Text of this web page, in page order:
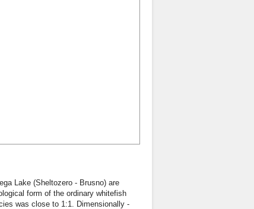
Lake (Sheltozero - Brusno) are
form of the ordinary whitefish
was close to 1:1. Dimensionally -